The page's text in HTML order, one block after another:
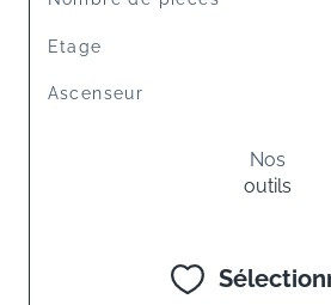
Etage
Ascenseur
Nos
outils